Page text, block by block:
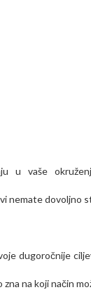
u vaše
nemate dovoljno
dugoročnije
na koji način